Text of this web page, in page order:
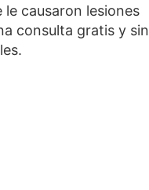
causaron lesiones
consulta gratis y sin